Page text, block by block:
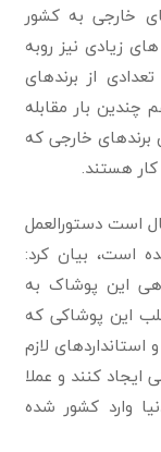
خارجی به کشور
زیادی نیز روبه
از برندهای
بار مقابله
برندهای خارجی که
هستند.
اشاره به این مطلب که بیش از ۳ سال است دستورالعمل
است، بیان کرد:
این پوشاک به
این پوشاکی که
لازم
کنند و عملا
وارد کشور شده